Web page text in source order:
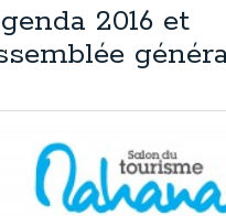
2016 et